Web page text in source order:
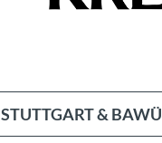
STUTTGART & BAWÜ